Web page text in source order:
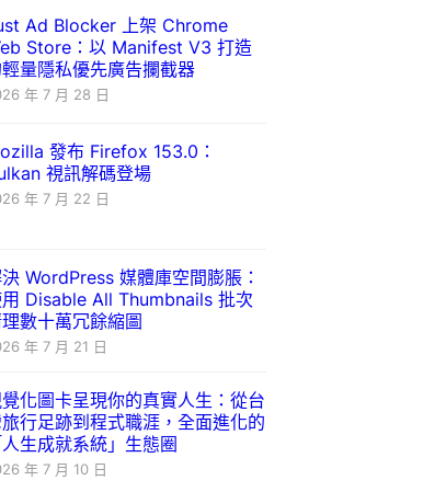
Ad Blocker 上架 Chrome
Store：以 Manifest V3 打造
量隱私優先廣告攔截器
年 7 月 28 日
發布 Firefox 153.0：
視訊解碼登場
年 7 月 22 日
WordPress 媒體庫空間膨脹：
Disable All Thumbnails 批次
數十萬冗餘縮圖
年 7 月 21 日
化圖卡呈現你的真實人生：從台
行足跡到程式職涯，全面進化的
人生成就系統」生態圈
年 7 月 10 日